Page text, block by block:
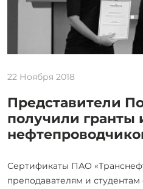
22 Ноября 2018
Представители
получили гранты
Сертификаты ПАО
преподавателям и